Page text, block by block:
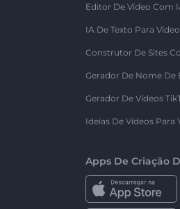
Editor De Vídeo Com
IA De Texto Para Vídeo
Construtor De Sites
Gerador De Nome De
Gerador De Vídeos
Ideias De Vídeos Para
Apps De Criação